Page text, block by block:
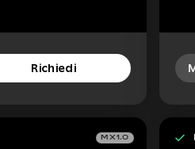
Richiedi
MX1.0